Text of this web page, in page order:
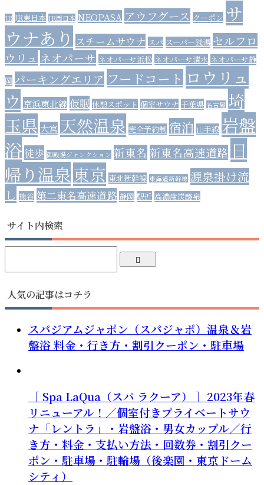
JR JR東日本 JR西日本 NEOPASA アウフグース クーポン サ
ウナあり スチームサウナ スパ スーパー銭湯 セルフロ
ウリュ ネオパーサ ネオパーサ浜松 ネオパーサ清水 ネオパーサ静
岡 パーキングエリア フードコート ロウリュ
ウ 京浜東北線 仮眠 休憩スポット 個室サウナ 千葉県 名古屋 埼
玉県 大宮 天然温泉 完全予約制 宿泊 山手線 岩盤
浴 徒歩 御殿場ジャンクション 新東名 新東名高速道路 日
帰り温泉東京 東北新幹線 東海道新幹線 源泉掛け流
し 熊谷 第二東名高速道路 静岡 駅近 高濃度炭酸泉
サイト内検索
人気の記事はコチラ
スパジアムジャポン（スパジャポ）温泉＆岩
盤浴 料金・行き方・割引クーポン・駐車場
［ Spa LaQua（スパ ラクーア） ］2023年春
リニューアル！／個室付きプライベートサウ
ナ「レントラ」・岩盤浴・男女カップル／行
き方・料金・支払い方法・回数券・割引クー
ポン・駐車場・駐輪場（後楽園・東京ドーム
シティ）